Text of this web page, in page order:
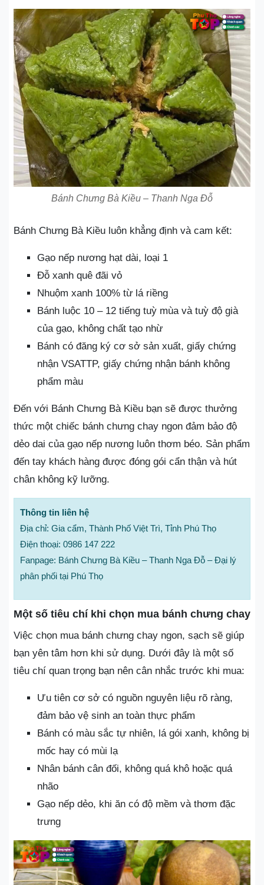
Bánh Chưng Bà Kiều – Thanh Nga Đỗ
Bánh Chưng Bà Kiều luôn khẳng định và cam kết:
Gạo nếp nương hạt dài, loại 1
Đỗ xanh quê đãi vỏ
Nhuộm xanh 100% từ lá riềng
Bánh luộc 10 – 12 tiếng tuỳ mùa và tuỳ độ già
của gạo, không chất tạo nhừ
Bánh có đăng ký cơ sở sản xuất, giấy chứng
nhận VSATTP, giấy chứng nhận bánh không
phẩm màu
Đến với Bánh Chưng Bà Kiều bạn sẽ được thưởng
thức một chiếc bánh chưng chay ngon đảm bảo độ
dẻo dai của gạo nếp nương luôn thơm béo. Sản phẩm
đến tay khách hàng được đóng gói cẩn thận và hút
chân không kỹ lưỡng.
Thông tin liên hệ
Địa chỉ: Gia cẩm, Thành Phố Việt Trì, Tỉnh Phú Thọ
Điện thoại: 0986 147 222
Fanpage: Bánh Chưng Bà Kiều – Thanh Nga Đỗ – Đại lý
phân phối tại Phú Thọ
Một số tiêu chí khi chọn mua bánh chưng chay
Việc chọn mua bánh chưng chay ngon, sạch sẽ giúp
bạn yên tâm hơn khi sử dụng. Dưới đây là một số
tiêu chí quan trọng bạn nên cân nhắc trước khi mua:
Ưu tiên cơ sở có nguồn nguyên liệu rõ ràng,
đảm bảo vệ sinh an toàn thực phẩm
Bánh có màu sắc tự nhiên, lá gói xanh, không bị
mốc hay có mùi lạ
Nhân bánh cân đối, không quá khô hoặc quá
nhão
Gạo nếp dẻo, khi ăn có độ mềm và thơm đặc
trưng